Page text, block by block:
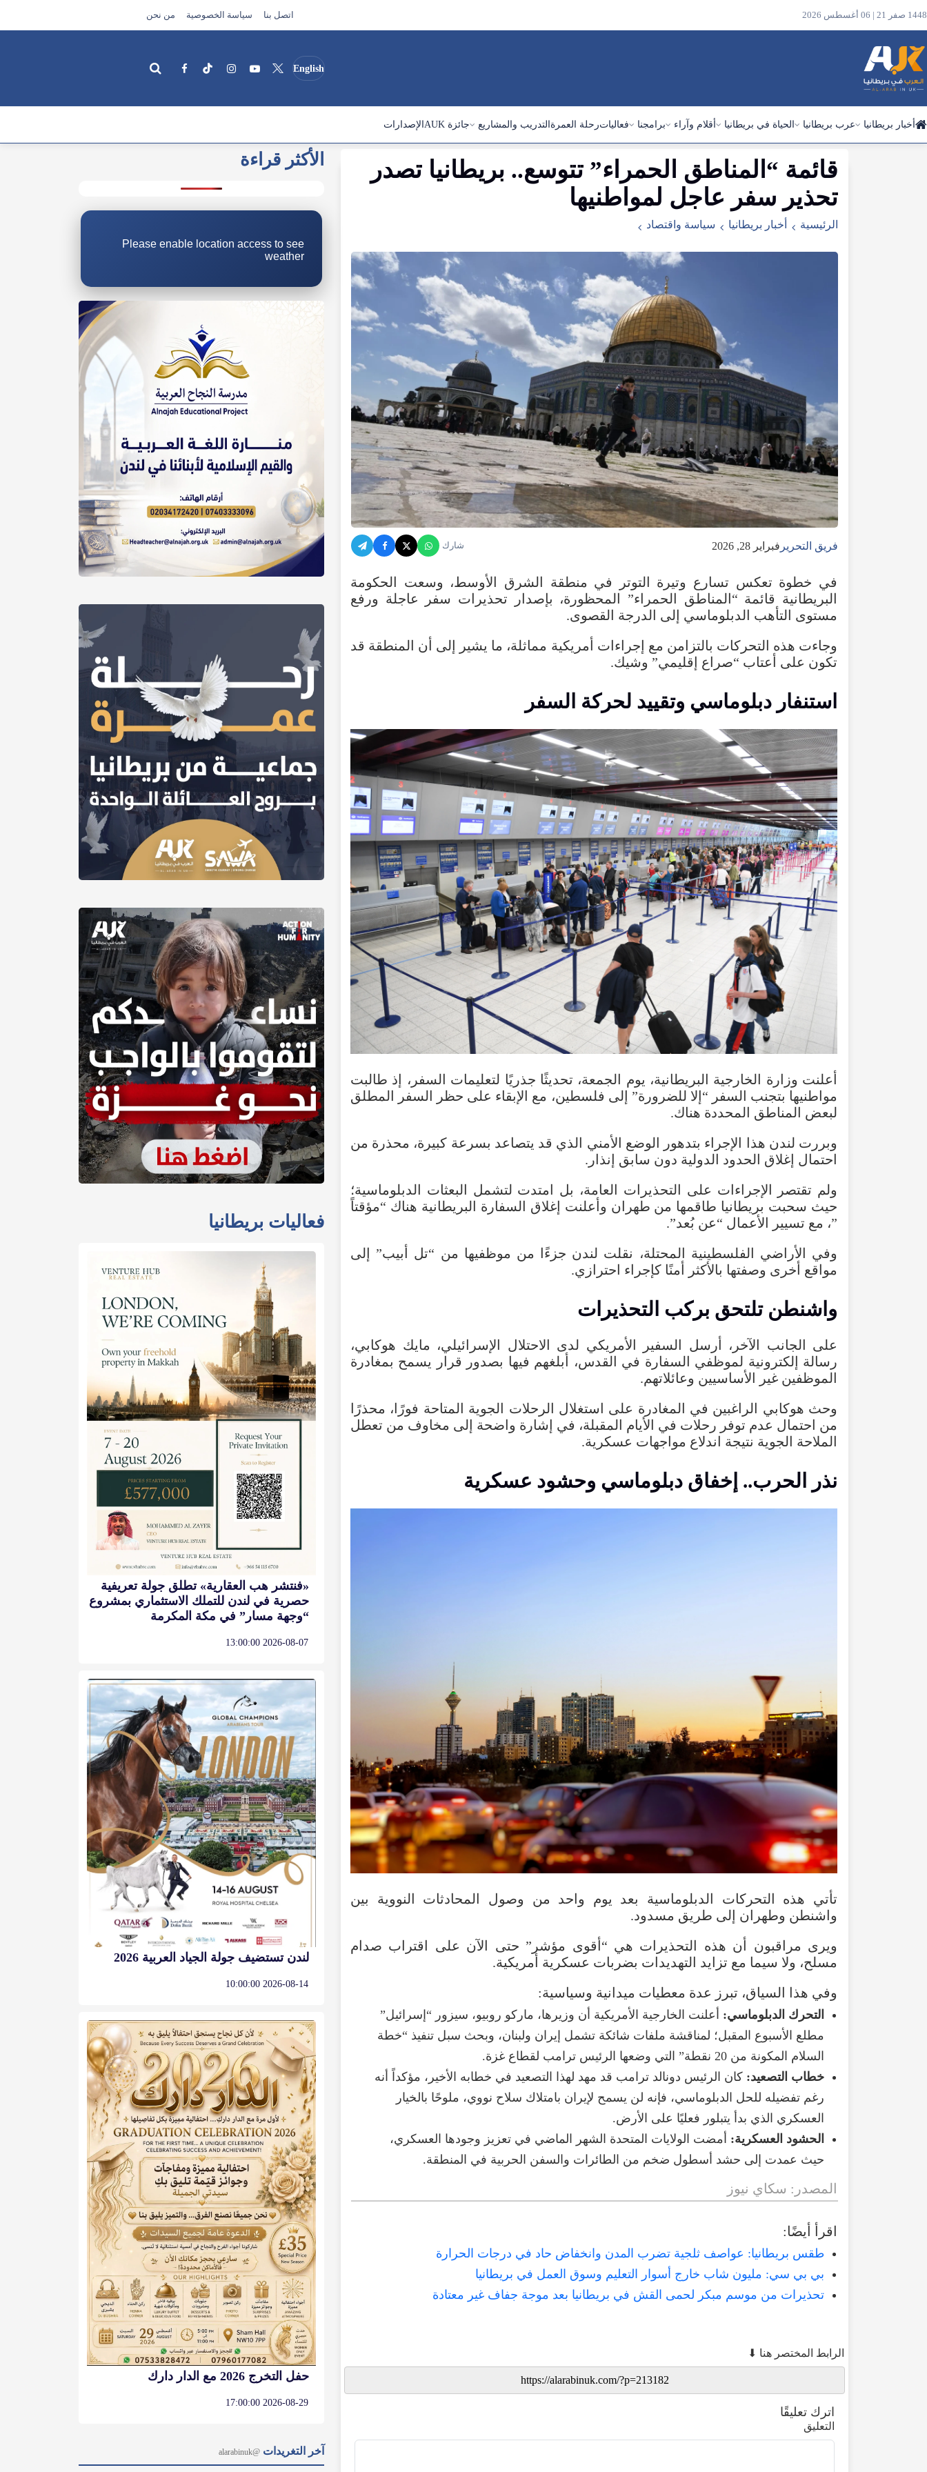
1448 صفر 21 | 06 أغسطس 2026 اتصل بنا سياسة الخصوصية من نحن
English
أخبار بريطانيا عرب بريطانيا الحياة في بريطانيا أقلام وآراء برامجنا فعالياترحلة العمرة التدريب والمشاريع جائزة AUK الإصدارات
قائمة “ المناطق الحمراء” تتوسع.. بريطانيا تصدر
تحذير سفر عاجل لمواطنيها
الرئيسية أخبار بريطانيا سياسة واقتصاد
فريق التحرير فبراير 28, 2026 شارك
في خطوة تعكس تسارع وتيرة التوتر في منطقة الشرق الأوسط، وسعت
الحكومة
البريطانية قائمة “ المناطق الحمراء” المحظورة، بإصدار تحذيرات سفر عاجلة ورفع
مستوى التأهب الدبلوماسي إلى الدرجة القصوى.
وجاءت هذه التحركات بالتزامن مع إجراءات أمريكية مماثلة، ما يشير إلى أن المنطقة قد
تكون على أعتاب “صراع إقليمي” وشيك.
استنفار دبلوماسي وتقييد لحركة السفر
أعلنت وزارة الخارجية البريطانية، يوم الجمعة، تحديثًا جذريًا لتعليمات السفر ، إذ طالبت
مواطنيها بتجنب السفر “إلا للضرورة” إلى فلسطين، مع الإبقاء على حظر السفر المطلق
لبعض المناطق المحددة هناك.
وبررت لندن هذا الإجراء بتدهور الوضع الأمني الذي قد يتصاعد بسرعة كبيرة، محذرة من
احتمال إغلاق الحدود الدولية دون سابق إنذار .
ولم تقتصر الإجراءات على التحذيرات العامة، بل امتدت لتشمل البعثات الدبلوماسية؛
حيث سحبت بريطانيا طاقمها من طهران وأعلنت إغلاق السفارة البريطانية هناك “مؤقتاً
”، مع تسيير الأعمال “عن بُعد”.
وفي الأراضي الفلسطينية المحتلة، نقلت لندن جزءًا من موظفيها من “تل أبيب” إلى
مواقع أخرى وصفتها بالأكثر أمنًا كإجراء احترازي.
واشنطن تلتحق بركب التحذيرات
على الجانب الآخر ، أرسل السفير الأمريكي لدى الاحتلال الإسرائيلي، مايك هوكابي،
رسالة إلكترونية لموظفي السفارة في القدس، أبلغهم فيها بصدور قرار يسمح بمغادرة
الموظفين غير الأساسيين وعائلاتهم.
وحث هوكابي الراغبين في المغادرة على استغلال الرحلات الجوية المتاحة فورًا، محذرًا
من احتمال عدم توفر رحلات في الأيام المقبلة، في إشارة واضحة إلى مخاوف من تعطل
الملاحة الجوية نتيجة اندلاع مواجهات عسكرية.
نذر الحرب.. إخفاق دبلوماسي وحشود عسكرية
تأتي هذه التحركات الدبلوماسية بعد يوم واحد من وصول المحادثات النووية
بين
واشنطن وطهران إلى طريق مسدود.
ويرى مراقبون أن هذه التحذيرات هي “ أقوى مؤشر ” حتى الآن على اقتراب صدام
مسلح، ولا سيما مع تزايد التهديدات بضربات عسكرية أمريكية.
وفي هذا السياق، تبرز عدة معطيات ميدانية وسياسية:
التحرك الدبلوماسي: أعلنت الخارجية الأمريكية أن وزيرها، ماركو روبيو، سيزور “ إسرائيل”
مطلع الأسبوع المقبل؛ لمناقشة ملفات شائكة تشمل إيران ولبنان، وبحث سبل تنفيذ “خطة
السلام المكونة من نقطة” التي وضعها الرئيس ترامب لقطاع غزة.
خطاب التصعيد: كان الرئيس دونالد ترامب قد مهد لهذا التصعيد في خطابه الأخير ، مؤكداً
أنه
رغم تفضيله للحل الدبلوماسي، فإنه لن يسمح لإيران بامتلاك سلاح نووي، ملوحًا بالخيار
العسكري الذي بدأ يتبلور فعليًا على الأرض.
الحشود العسكرية: أمضت الولايات المتحدة الشهر الماضي في تعزيز وجودها العسكري،
حيث عمدت إلى حشد أسطول ضخم من الطائرات والسفن الحربية في المنطقة.
المصدر : سكاي نيوز
اقرأ أيضًا:
طقس بريطانيا: عواصف ثلجية تضرب المدن وانخفاض حاد في درجات الحرارة
بي بي سي: مليون شاب خارج أسوار التعليم وسوق العمل في بريطانيا
تحذيرات من موسم مبكر لحمى القش في بريطانيا بعد موجة جفاف غير معتادة
الرابط المختصر هنا ⬇
اترك تعليقًا
التعليق
الأكثر قراءة
Please enable location access to see
weather
فعاليات بريطانيا
«فنتشر هب العقارية» تطلق جولة تعريفية
حصرية في لندن للتملك الاستثماري بمشروع
“وجهة مسار” في مكة المكرمة
2026-08-07 13:00:00
لندن تستضيف جولة الجياد العربية 2026
2026-08-14 10:00:00
حفل التخرج 2026 مع الدار دارك
2026-08-29 17:00:00
آخر التغريدات @alarabinuk